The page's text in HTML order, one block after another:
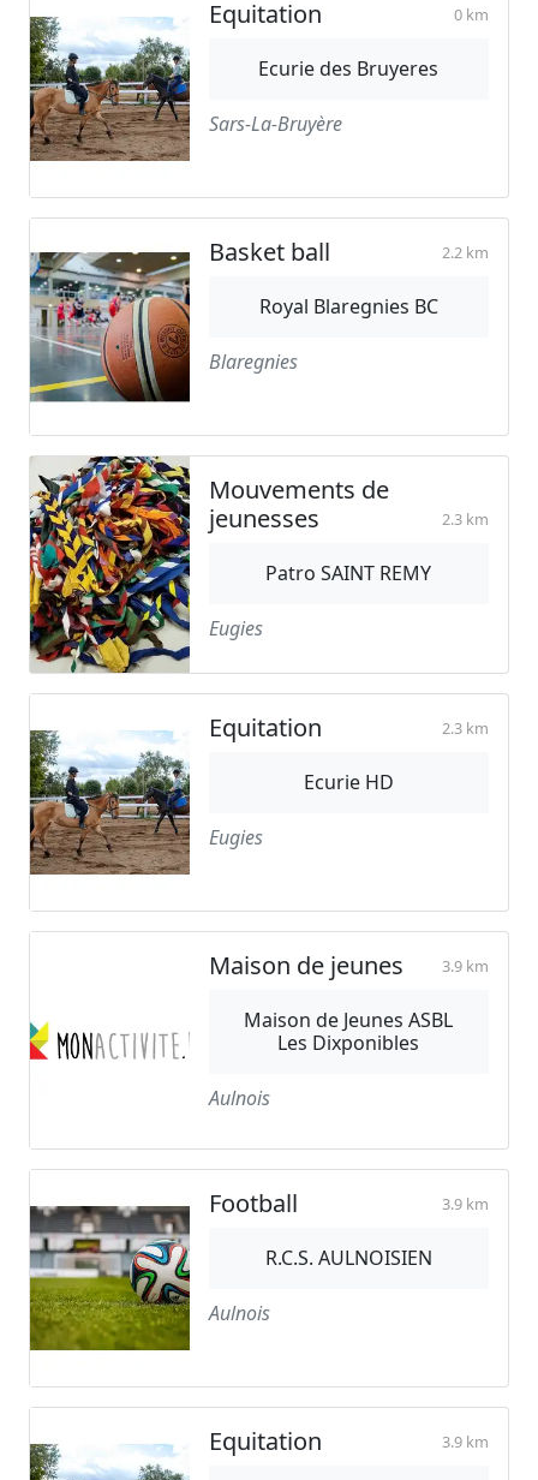
Equitation 0 km
Ecurie des Bruyeres
Sars-La-Bruyère
Basket ball 2.2 km
Royal Blaregnies BC
Blaregnies
Mouvements de
jeunesses
2.3 km
Patro SAINT REMY
Eugies
Equitation 2.3 km
Ecurie HD
Eugies
Maison de jeunes 3.9 km
Maison de Jeunes ASBL
Les Dixponibles
Aulnois
Football 3.9 km
R.C.S. AULNOISIEN
Aulnois
Equitation 3.9 km